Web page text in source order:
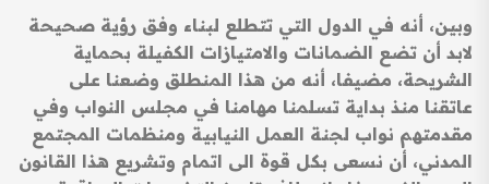
وبين، أنه في الدول التي تتطلع لبناء وفق رؤية صحيحة
لابد أن تضع الضمانات والامتيازات الكفيلة بحماية
الشريحة، مضيفا، أنه من هذا المنطلق وضعنا على
عاتقنا منذ بداية تسلمنا مهامنا في مجلس النواب وفي
مقدمتهم نواب لجنة العمل النيابية ومنظمات المجتمع
المدني، أن نسعى بكل قوة الى اتمام وتشريع هذا القانون